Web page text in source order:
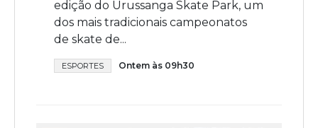
edição do Urussanga Skate Park, um
dos mais tradicionais campeonatos
de skate de...
ESPORTES Ontem às 09h30